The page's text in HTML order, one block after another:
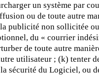
un système par
ou de toute autre
publicité non sollicitée
du « courrier
de toute autre
utilisateur ; (k) tenter
sécurité du Logiciel, ou